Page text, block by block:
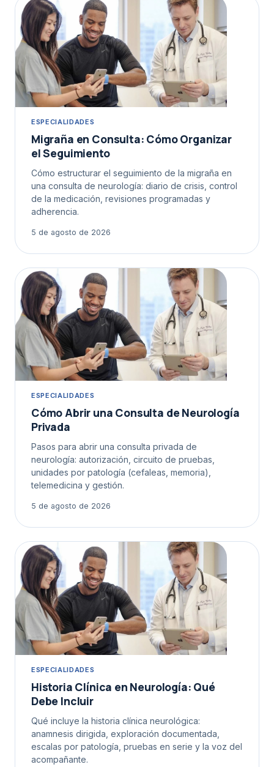
ESPECIALIDADES
Migraña en Consulta: Cómo Organizar
el Seguimiento
Cómo estructurar el seguimiento de la migraña en
una consulta de neurología: diario de crisis, control
de la medicación, revisiones programadas y
adherencia.
5 de agosto de 2026
ESPECIALIDADES
Cómo Abrir una Consulta de Neurología
Privada
Pasos para abrir una consulta privada de
neurología: autorización, circuito de pruebas,
unidades por patología (cefaleas, memoria),
telemedicina y gestión.
5 de agosto de 2026
ESPECIALIDADES
Historia Clínica en Neurología: Qué
Debe Incluir
Qué incluye la historia clínica neurológica:
anamnesis dirigida, exploración documentada,
escalas por patología, pruebas en serie y la voz del
acompañante.